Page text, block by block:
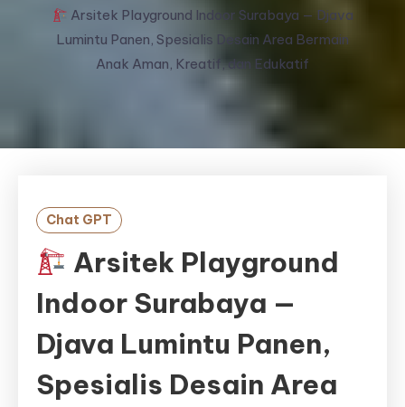
Arsitek Playground Indoor Surabaya — Djava
Lumintu Panen, Spesialis Desain Area Bermain
Anak Aman, Kreatif, dan Edukatif
Chat GPT
Arsitek Playground
Indoor Surabaya —
Djava Lumintu Panen,
Spesialis Desain Area